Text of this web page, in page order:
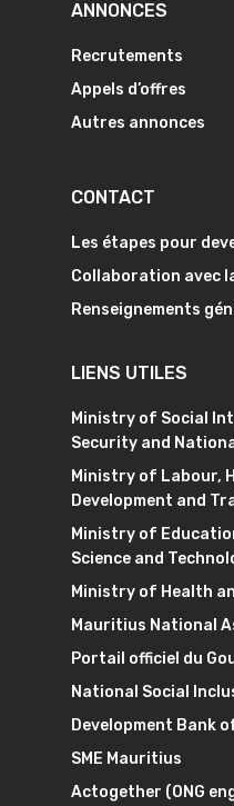
ANNONCES
Recrutements
Appels d’offres
Autres annonces
CONTACT
Les étapes pour
Collaboration avec
Renseignements
LIENS UTILES
Ministry of Social
Security and
Ministry of Labour,
Development and
Ministry of
Science and
Ministry of Health
Mauritius National
Portail officiel du
National Social
Development Bank
SME Mauritius
Actogether (ONG